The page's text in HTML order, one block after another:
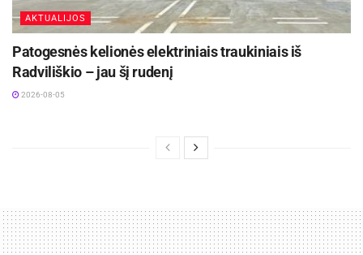
AKTUALIJOS
Patogesnės kelionės elektriniais traukiniais iš
Radviliškio – jau šį rudenį
2026-08-05